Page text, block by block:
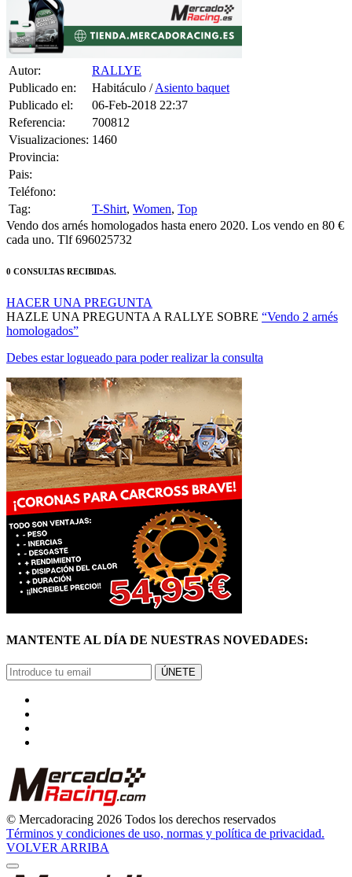
Autor:
RALLYE
Publicado en:
Habitáculo /Asiento baquet
Publicado el:
06-Feb-2018 22:37
Referencia:
700812
Visualizaciones: 1460
Provincia:
Pais:
Teléfono:
Tag:
T-Shirt, Women, Top
Vendo dos arnés homologados hasta enero 2020. Los vendo en 80 €
cada uno. Tlf 696025732
0 CONSULTAS RECIBIDAS.
HACER UNA PREGUNTA
HAZLE UNA PREGUNTA A RALLYE SOBRE “Vendo 2 arnés
homologados”
Debes estar logueado para poder realizar la consulta
MANTENTE AL DÍA DE NUESTRAS NOVEDADES:
ÚNETE
© Mercadoracing 2026 Todos los derechos reservados
Términos y condiciones de uso, normas y política de privacidad.
VOLVER ARRIBA